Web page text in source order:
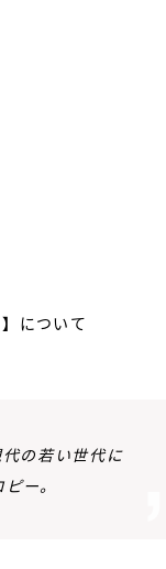
について
の若い世代に
ー。